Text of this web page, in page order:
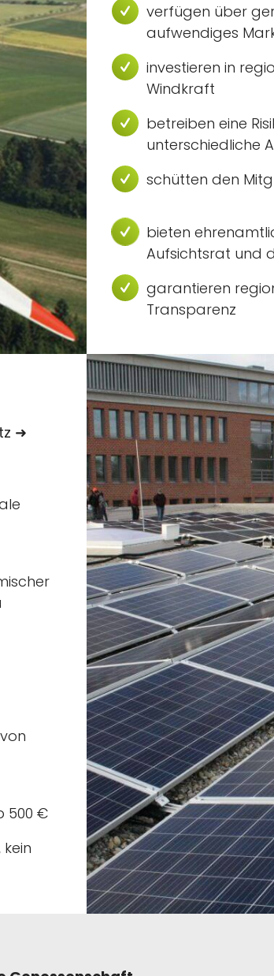
verfügen über
aufwendiges
investieren in
Windkraft
betreiben eine
unterschiedliche
schütten den
bieten
Aufsichtsrat und
garantieren
Transparenz
➜
500 €